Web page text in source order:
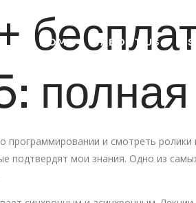
HOME ABOUT US
полная
программировании и смотреть
подтвердят мои знания. Одно из